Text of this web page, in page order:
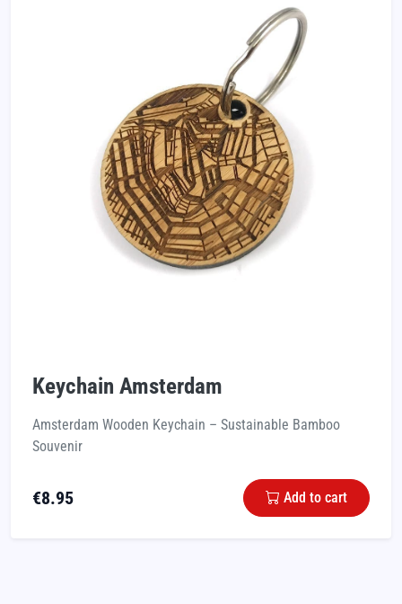
Keychain Amsterdam
Amsterdam Wooden Keychain – Sustainable Bamboo
Souvenir
€8.95 Add to cart